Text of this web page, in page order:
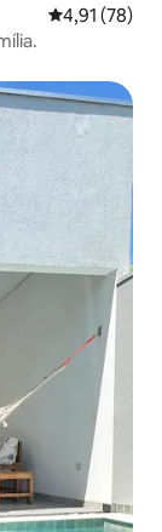
4,91 de uma
4,91 (78)